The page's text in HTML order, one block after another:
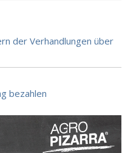
der Verhandlungen über
bezahlen